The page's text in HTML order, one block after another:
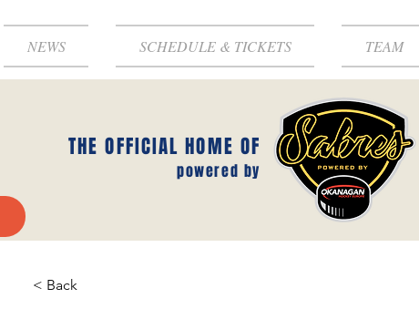
NEWS SCHEDULE & TICKETS TEAM
THE OFFICIAL HOME OF
powered by
< Back